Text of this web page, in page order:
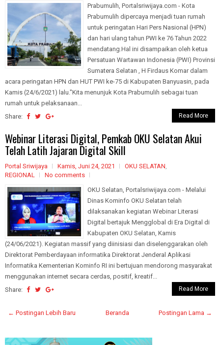
Prabumulih, Portalsriwijaya.com - Kota
Prabumulih dipercaya menjadi tuan rumah
untuk peringatan Hari Pers Nasional (HPN)
dan hari ulang tahun PWI ke 76 Tahun 2022
mendatang.Hal ini disampaikan oleh ketua
Persatuan Wartawan Indonesia (PWI) Provinsi
Sumatera Selatan , H Firdaus Komar dalam
acara peringatan HPN dan HUT PWI ke-75 di Kabupaten Banyuasin, pada
Kamis (24/6/2021) lalu."Kita menunjuk Kota Prabumulih sebagai tuan
rumah untuk pelaksanaan...
Share:
Read More
Webinar Literasi Digital, Pemkab OKU Selatan Akui
Telah Latih Jajaran Digital Skill
Portal Sriwijaya Kamis, Juni 24, 2021 OKU SELATAN,
REGIONAL
No comments
OKU Selatan, Portalsriwijaya.com - Melalui
Dinas Kominfo OKU Selatan telah
dilaksanakan kegiatan Webinar Literasi
Digital bertajuk Mengglobal di Era Digital di
Kabupaten OKU Selatan, Kamis
(24/06/2021). Kegiatan massif yang diinisiasi dan diselenggarakan oleh
Direktorat Pemberdayaan informatika Direktorat Jenderal Aplikasi
Informatika Kementerian Kominfo RI ini bertujuan mendorong masyarakat
menggunakan internet secara cerdas, positif, kreatif...
Share:
Read More
← Postingan Lebih Baru Postingan Lama →
Beranda